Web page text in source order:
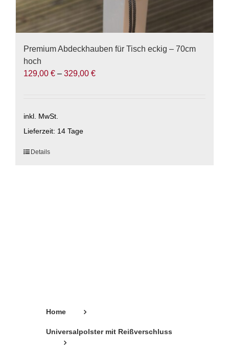
Premium Abdeckhauben für Tisch eckig – 70cm
hoch
129,00 € – 329,00 €
inkl. MwSt.
Lieferzeit: 14 Tage
Dieses
werden
Details
Home
Universalpolster mit Reißverschluss